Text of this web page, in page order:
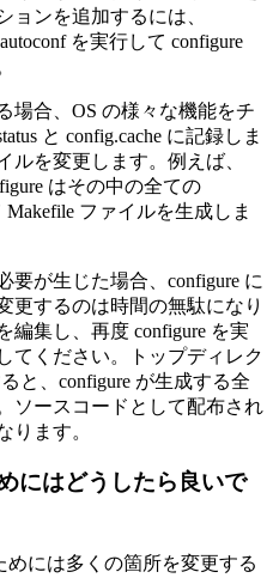
ョンを追加するには、
を実行して configure
場合、OS の様々な機能をチ
と config.cache に記録しま
ルを変更します。例えば、
はその中の全ての
ファイルを生成しま
要が生じた場合、configure に
更するのは時間の無駄になり
編集し、再度 configure を実
てください。トップディレク
と、configure が生成する全
ソースコードとして配布され
ります。
にはどうしたら良いで
めには多くの箇所を変更する